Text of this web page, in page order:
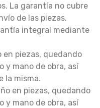
La garantía no cubre
de las piezas.
integral mediante
en piezas, quedando
y mano de obra, así
la misma.
en piezas, quedando
y mano de obra, así